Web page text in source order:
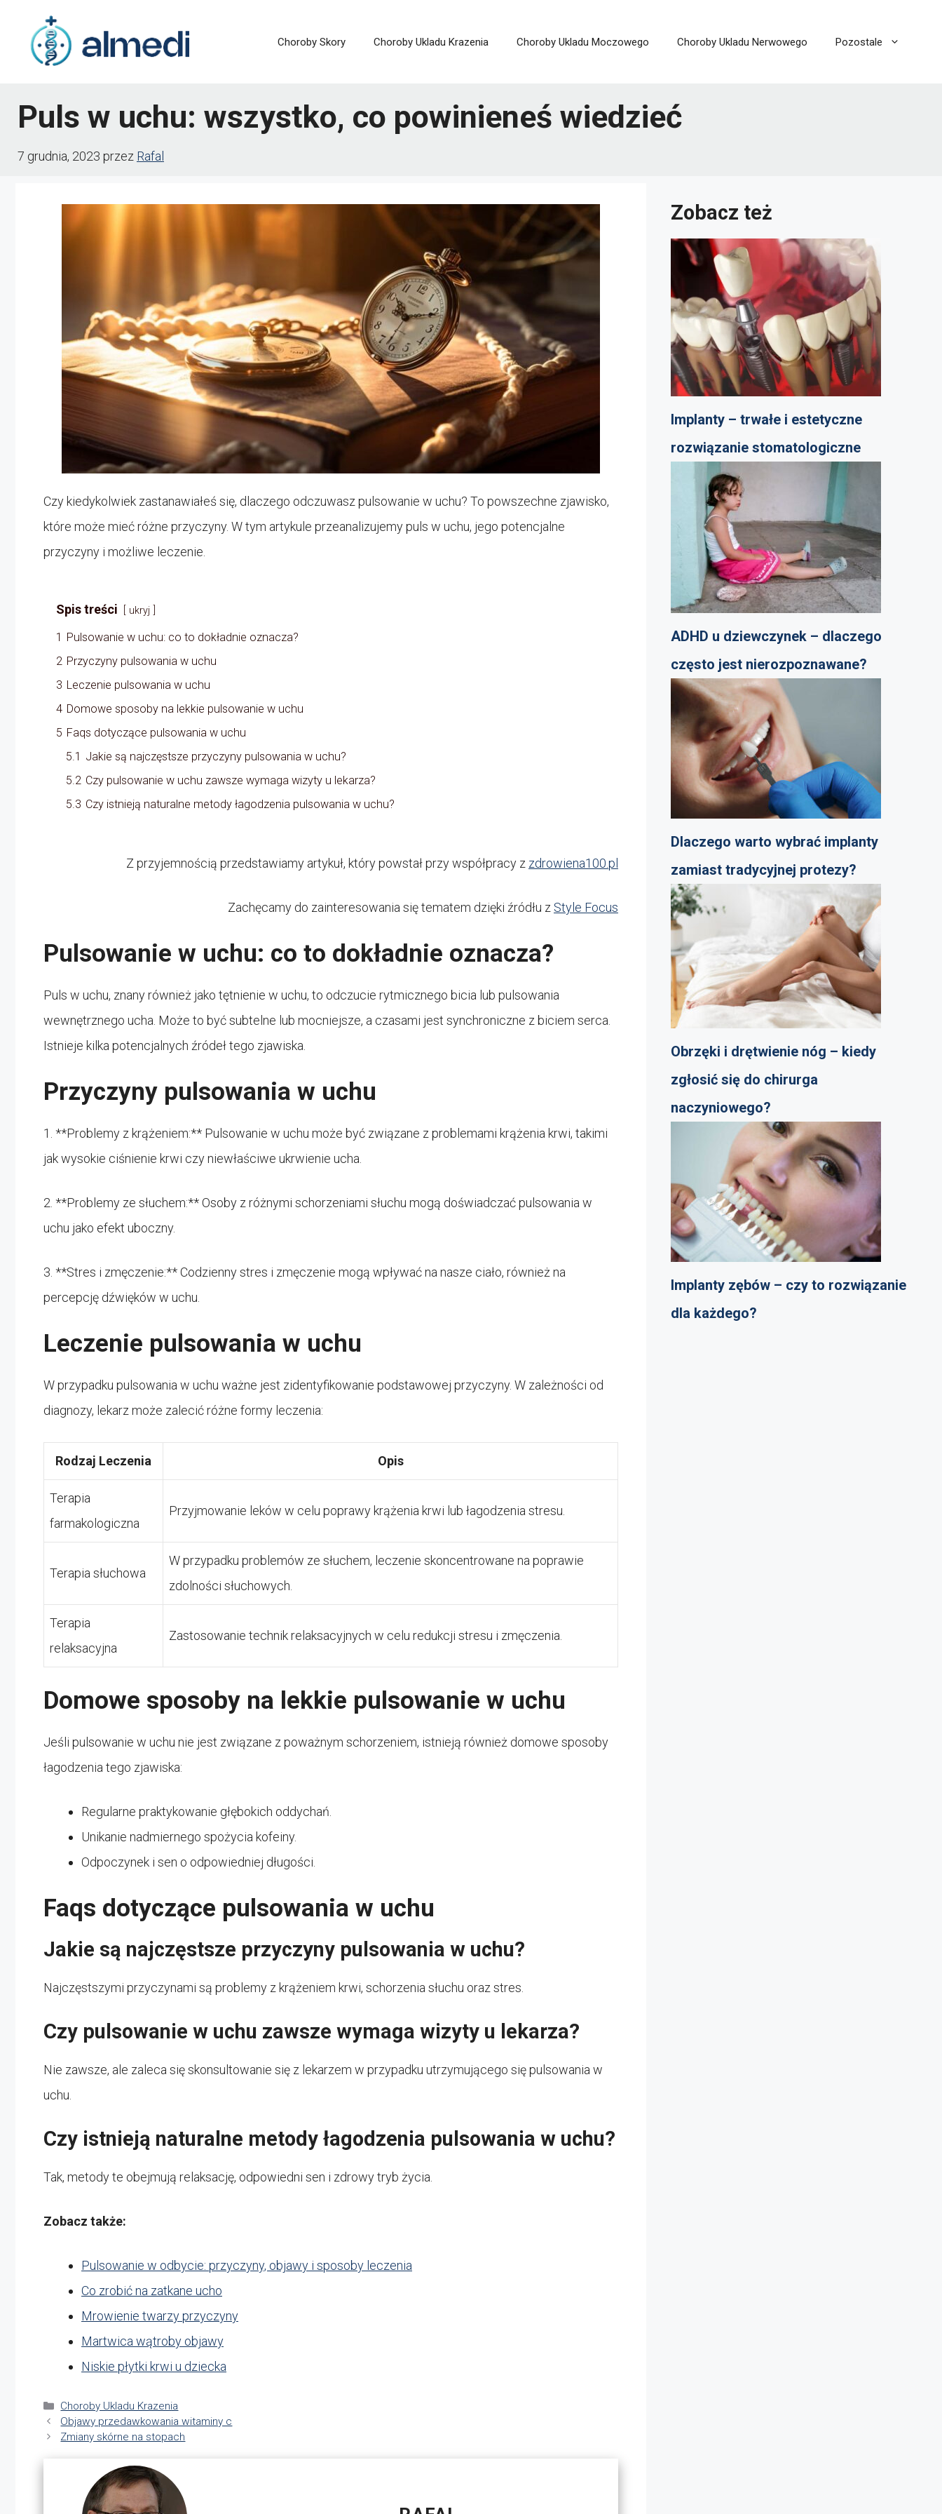
Choroby Skory Choroby Ukladu Krazenia Choroby Ukladu Moczowego Choroby Ukladu Nerwowego Pozostale
Puls w uchu: wszystko, co powinieneś wiedzieć
7 grudnia, 2023 przez Rafal
Czy kiedykolwiek zastanawiałeś się, dlaczego odczuwasz pulsowanie w uchu? To powszechne zjawisko,
które może mieć różne przyczyny. W tym artykule przeanalizujemy puls w uchu, jego potencjalne
przyczyny i możliwe leczenie.
Spis treści ukryj
1 Pulsowanie w uchu: co to dokładnie oznacza?
2 Przyczyny pulsowania w uchu
3 Leczenie pulsowania w uchu
4 Domowe sposoby na lekkie pulsowanie w uchu
5 Faqs dotyczące pulsowania w uchu
5.1 Jakie są najczęstsze przyczyny pulsowania w uchu?
5.2 Czy pulsowanie w uchu zawsze wymaga wizyty u lekarza?
5.3 Czy istnieją naturalne metody łagodzenia pulsowania w uchu?
Z przyjemnością przedstawiamy artykuł, który powstał przy współpracy z zdrowiena100.pl
Zachęcamy do zainteresowania się tematem dzięki źródłu z Style Focus
Pulsowanie w uchu: co to dokładnie oznacza?
Puls w uchu, znany również jako tętnienie w uchu, to odczucie rytmicznego bicia lub pulsowania
wewnętrznego ucha. Może to być subtelne lub mocniejsze, a czasami jest synchroniczne z biciem serca.
Istnieje kilka potencjalnych źródeł tego zjawiska.
Przyczyny pulsowania w uchu
1. **Problemy z krążeniem:** Pulsowanie w uchu może być związane z problemami krążenia krwi, takimi
jak wysokie ciśnienie krwi czy niewłaściwe ukrwienie ucha.
2. **Problemy ze słuchem:** Osoby z różnymi schorzeniami słuchu mogą doświadczać pulsowania w
uchu jako efekt uboczny.
3. **Stres i zmęczenie:** Codzienny stres i zmęczenie mogą wpływać na nasze ciało, również na
percepcję dźwięków w uchu.
Leczenie pulsowania w uchu
W przypadku pulsowania w uchu ważne jest zidentyfikowanie podstawowej przyczyny. W zależności od
diagnozy, lekarz może zalecić różne formy leczenia:
Rodzaj Leczenia Opis
Terapia
farmakologiczna
Przyjmowanie leków w celu poprawy krążenia krwi lub łagodzenia stresu.
Terapia słuchowa
W przypadku problemów ze słuchem, leczenie skoncentrowane na poprawie
zdolności słuchowych.
Terapia
relaksacyjna
Zastosowanie technik relaksacyjnych w celu redukcji stresu i zmęczenia.
Domowe sposoby na lekkie pulsowanie w uchu
Jeśli pulsowanie w uchu nie jest związane z poważnym schorzeniem, istnieją również domowe sposoby
łagodzenia tego zjawiska:
Regularne praktykowanie głębokich oddychań.
Unikanie nadmiernego spożycia kofeiny.
Odpoczynek i sen o odpowiedniej długości.
Faqs dotyczące pulsowania w uchu
Jakie są najczęstsze przyczyny pulsowania w uchu?
Najczęstszymi przyczynami są problemy z krążeniem krwi, schorzenia słuchu oraz stres.
Czy pulsowanie w uchu zawsze wymaga wizyty u lekarza?
Nie zawsze, ale zaleca się skonsultowanie się z lekarzem w przypadku utrzymującego się pulsowania w
uchu.
Czy istnieją naturalne metody łagodzenia pulsowania w uchu?
Tak, metody te obejmują relaksację, odpowiedni sen i zdrowy tryb życia.
Zobacz także:
Pulsowanie w odbycie: przyczyny, objawy i sposoby leczenia
Co zrobić na zatkane ucho
Mrowienie twarzy przyczyny
Martwica wątroby objawy
Niskie płytki krwi u dziecka
Kategorie
Choroby Ukladu Krazenia
Objawy przedawkowania witaminy c
Zmiany skórne na stopach
Zobacz też
Implanty – trwałe i estetyczne
rozwiązanie stomatologiczne
ADHD u dziewczynek – dlaczego
często jest nierozpoznawane?
Dlaczego warto wybrać implanty
zamiast tradycyjnej protezy?
Obrzęki i drętwienie nóg – kiedy
zgłosić się do chirurga
naczyniowego?
Implanty zębów – czy to rozwiązanie
dla każdego?